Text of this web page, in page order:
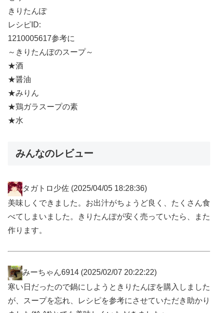
きりたんぽ
レシピID:
1210005617参考に
～きりたんぽのスープ～
★酒
★醤油
★みりん
★鶏ガラスープの素
★水
みんなのレビュー
タガトロ少佐 (2025/04/05 18:28:36)
美味しくできました。お出汁がちょうど良く、たくさん食
べてしまいました。きりたんぽが安く売っていたら、また
作ります。
みーちゃん6914 (2025/02/07 20:22:22)
寒い日だったので鍋にしようときりたんぽを購入しました
が、スープを忘れ、レシピを参考にさせていただき助かり